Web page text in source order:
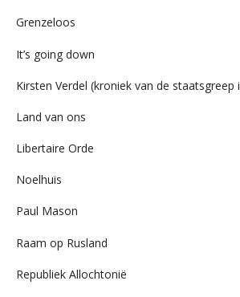
Grenzeloos
It’s going down
Kirsten Verdel (kroniek van de staatsgreep
Land van ons
Libertaire Orde
Noelhuis
Paul Mason
Raam op Rusland
Republiek Allochtonië